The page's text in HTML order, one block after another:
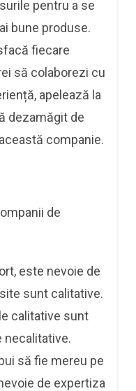
pentru a se
bune produse.
fiecare
să colaborezi cu
apelează la
dezamăgit de
companie.
de
este nevoie de
sunt calitative.
calitative sunt
necalitative.
să fie mereu pe
de expertiza